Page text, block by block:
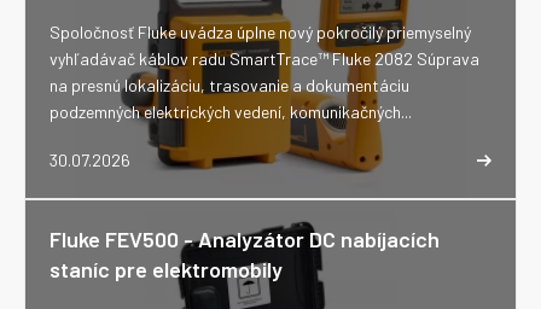
30.07.2026
Spoločnosť Fluke uvádza úplne nový pokročilý priemyselný
vyhľadávač káblov radu SmartTrace™ Fluke 2082 Súprava
na presnú lokalizáciu, trasovanie a dokumentáciu
podzemných elektrických vedení, komunikačných...
Fluke FEV500 - Analyzátor DC nabíjacích
staníc pre elektromobily